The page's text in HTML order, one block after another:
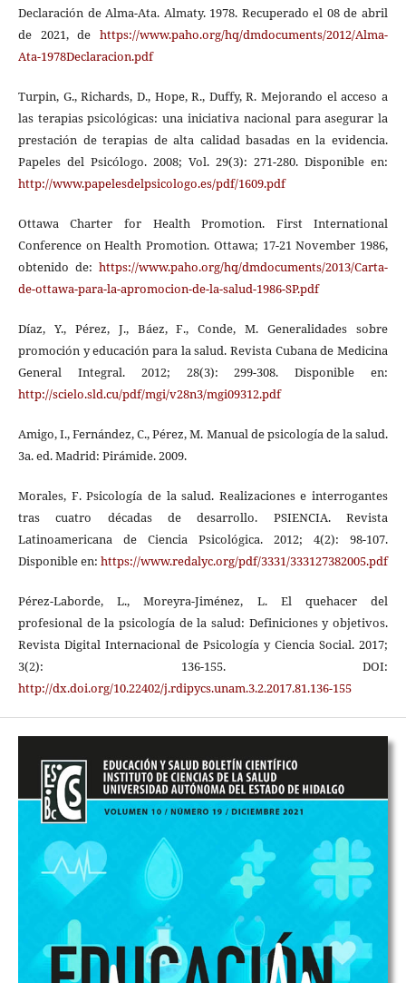
Declaración de Alma-Ata. Almaty. 1978. Recuperado el 08 de abril
de 2021, dehttps://www.paho.org/hq/dmdocuments/2012/Alma-
Ata-1978Declaracion.pdf
Turpin, G., Richards, D., Hope, R., Duffy, R. Mejorando el acceso a
las terapias psicológicas: una iniciativa nacional para asegurar la
prestación de terapias de alta calidad basadas en la evidencia.
Papeles del Psicólogo. 2008; Vol. 29(3): 271-280. Disponible en:
http://www.papelesdelpsicologo.es/pdf/1609.pdf
Ottawa Charter for Health Promotion. First International
Conference on Health Promotion. Ottawa; 17-21 November 1986,
obtenido de:https://www.paho.org/hq/dmdocuments/2013/Carta-
de-ottawa-para-la-apromocion-de-la-salud-1986-SP.pdf
Díaz, Y., Pérez, J., Báez, F., Conde, M. Generalidades sobre
promoción y educación para la salud. Revista Cubana de Medicina
General Integral. 2012; 28(3): 299-308. Disponible en:
http://scielo.sld.cu/pdf/mgi/v28n3/mgi09312.pdf
Amigo, I., Fernández, C., Pérez, M. Manual de psicología de la salud.
3a. ed. Madrid: Pirámide. 2009.
Morales, F. Psicología de la salud. Realizaciones e interrogantes
tras cuatro décadas de desarrollo. PSIENCIA. Revista
Latinoamericana de Ciencia Psicológica. 2012; 4(2): 98-107.
Disponible en: https://www.redalyc.org/pdf/3331/333127382005.pdf
Pérez-Laborde, L., Moreyra-Jiménez, L. El quehacer del
profesional de la psicología de la salud: Definiciones y objetivos.
Revista Digital Internacional de Psicología y Ciencia Social. 2017;
3(2): 136-155. DOI:
http://dx.doi.org/10.22402/j.rdipycs.unam.3.2.2017.81.136-155